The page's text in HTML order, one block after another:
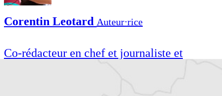
Corentin Leotard Auteur⋅rice
Co-rédacteur en chef et journaliste et